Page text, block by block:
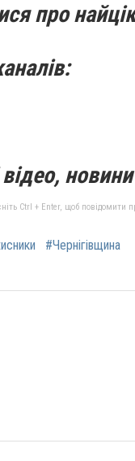
про
новини
Ctrl + Enter, щоб повідомити
#Чернігівщина